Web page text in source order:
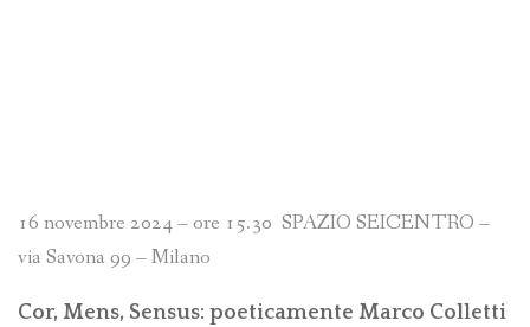
16 novembre 2024 – ore 15.30 SPAZIO SEICENTRO –
via Savona 99 – Milano
Cor, Mens, Sensus: poeticamente Marco Colletti